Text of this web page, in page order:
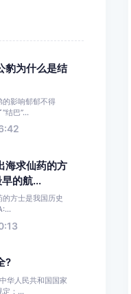
豹为什么是结
的影响郁郁不得
结巴”...
海求仙药的方
的航...
方士是我国历史
?
华人民共和国国家
定：...